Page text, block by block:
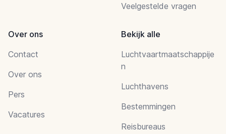
Veelgestelde vragen
Over ons
Contact
Over ons
Pers
Vacatures
Bekijk alle
Luchtvaartmaatschappije
n
Luchthavens
Bestemmingen
Reisbureaus